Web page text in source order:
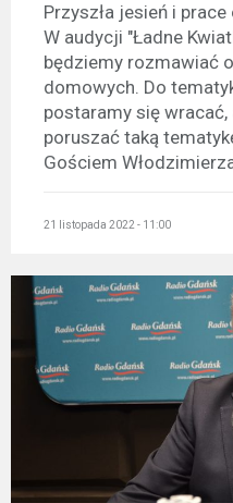
Przyszła jesień i
W audycji "Ładne
będziemy rozmawiać
domowych. Do
postaramy się
poruszać taką
Gościem
21 listopada 2022 - 11:00